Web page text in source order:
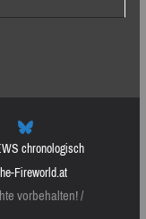
chronologisch
Fireworld.at
vorbehalten! /